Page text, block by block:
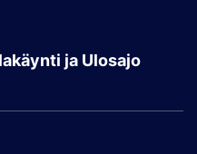
ja Ulosajo